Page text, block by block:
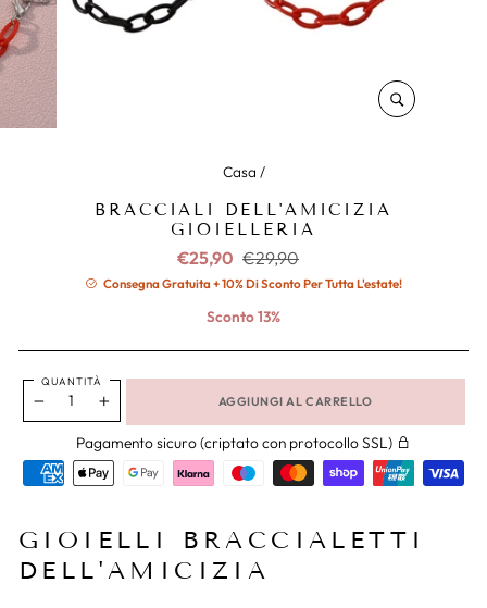
CHIUDERE
(ESC)
Casa /
BRACCIALI DELL'AMICIZIA
GIOIELLERIA
€25,90 Prezzo
normale
€29,90
ridotto
Consegna Gratuita + 10% Di Sconto Per Tutta L'estate!
Sconto 13%
QUANTITÀ
+
AGGIUNGI AL CARRELLO
Pagamento sicuro (criptato con protocollo SSL)
GIOIELLI BRACCIALETTI
DELL'AMICIZIA